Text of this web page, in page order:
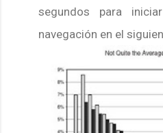
segundos para
navegación en el